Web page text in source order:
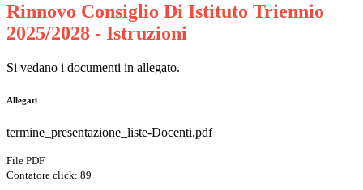
Rinnovo Consiglio Di Istituto Triennio
2025/2028 - Istruzioni
Si vedano i documenti in allegato.
Allegati
termine_presentazione_liste-Docenti.pdf
File PDF
Contatore click: 89